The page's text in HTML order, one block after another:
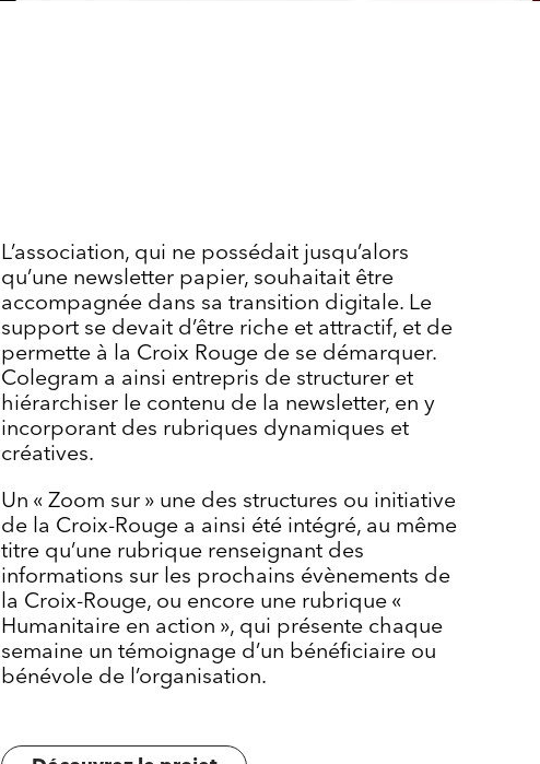
L’association, qui ne possédait jusqu’alors
qu’une newsletter papier, souhaitait être
accompagnée dans sa transition digitale. Le
support se devait d’être riche et attractif, et de
permette à la Croix Rouge de se démarquer.
Colegram a ainsi entrepris de structurer et
hiérarchiser le contenu de la newsletter, en y
incorporant des rubriques dynamiques et
créatives.
Un « Zoom sur » une des structures ou initiative
de la Croix-Rouge a ainsi été intégré, au même
titre qu’une rubrique renseignant des
informations sur les prochains évènements de
la Croix-Rouge, ou encore une rubrique «
Humanitaire en action », qui présente chaque
semaine un témoignage d’un bénéficiaire ou
bénévole de l’organisation.